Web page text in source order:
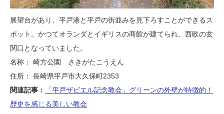
展望台があり、平戸港と平戸の街並みを見下ろすことができるス
ポット。かつてオランダとイギリスの商館が建てられ、西欧の玄
関口となっていました。
名称： 崎方公園 さきがたこうえん
住所： 長崎県平戸市大久保町2353
関連記事：
「平戸ザビエル記念教会」グリーンの外壁が特徴的！
歴史を感じる美しい教会